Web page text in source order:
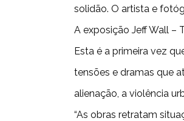
solidão. O artista e
A exposição Jeff Wall –
Esta é a primeira vez
tensões e dramas que
alienação, a violência
“As obras retratam